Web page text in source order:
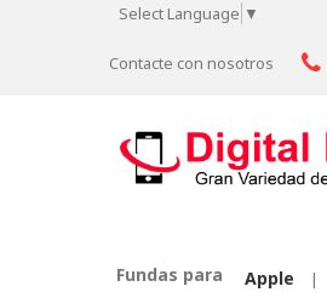
Select Language ▼
Contacte con nosotros
Apple |
Fundas para